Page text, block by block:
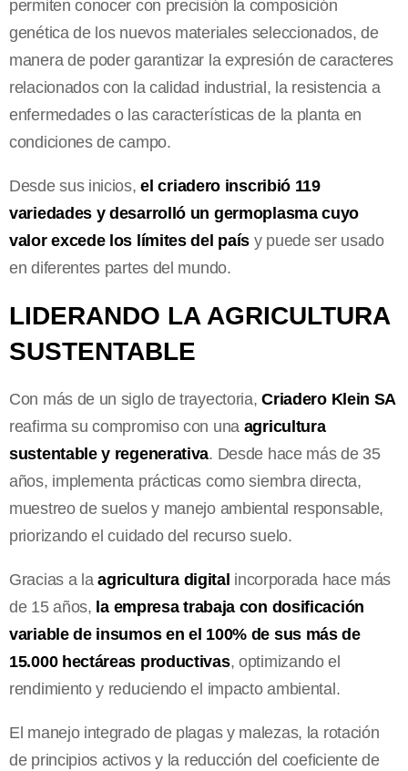
permiten conocer con precisión la composición
genética de los nuevos materiales seleccionados, de
manera de poder garantizar la expresión de caracteres
relacionados con la calidad industrial, la resistencia a
enfermedades o las características de la planta en
condiciones de campo.
Desde sus inicios,el criadero inscribió 119
variedades y desarrolló un germoplasma cuyo
valor excede los límites del país y puede ser usado
en diferentes partes del mundo.
LIDERANDO LA AGRICULTURA
SUSTENTABLE
Con más de un siglo de trayectoria,Criadero Klein SA
reafirma su compromiso con una agricultura
sustentable y regenerativa. Desde hace más de 35
años, implementa prácticas como siembra directa,
muestreo de suelos y manejo ambiental responsable,
priorizando el cuidado del recurso suelo.
Gracias a laagricultura digital incorporada hace más
de 15 años, la empresa trabaja con dosificación
variable de insumos en el 100% de sus más de
15.000 hectáreas productivas, optimizando el
rendimiento y reduciendo el impacto ambiental.
El manejo integrado de plagas y malezas, la rotación
de principios activos y la reducción del coeficiente de